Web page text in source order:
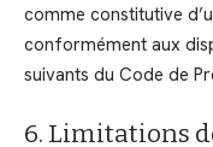
comme constitutive
conformément aux
suivants du Code de
6. Limitations